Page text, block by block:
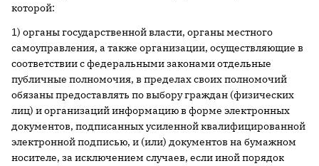
которой:
1) органы государственной власти, органы местного
самоуправления, а также организации, осуществляющие в
соответствии с федеральными законами отдельные
публичные полномочия, в пределах своих полномочий
обязаны предоставлять по выбору граждан (физических
лиц) и организаций информацию в форме электронных
документов, подписанных усиленной квалифицированной
электронной подписью, и (или) документов на бумажном
носителе, за исключением случаев, если иной порядок